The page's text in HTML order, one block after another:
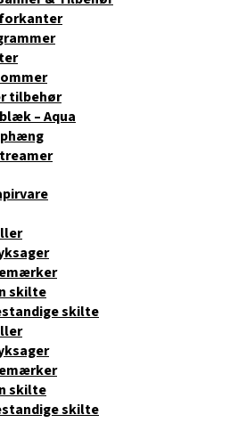
tilbehør
– Aqua
skilte
skilte
skilte
skilte